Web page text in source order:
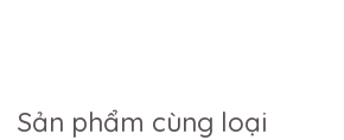
Sản phẩm cùng loại